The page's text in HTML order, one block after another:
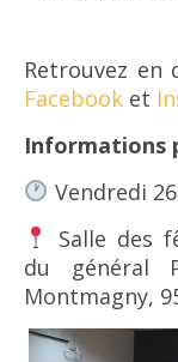
Retrouvez
Facebook et
Informations
Vendredi
Salle des
du général
Montmagny,